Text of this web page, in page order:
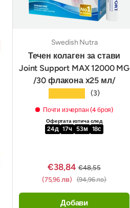
Swedish Nutra
Течен колаген за стави
Joint Support MAX 12000 MG
/30 флакона х25 мл/
(3)
Почти изчерпан (4 броя)
Офертата изтича след
24д 17ч 53м 17с
€38,84 €48,55
(75,96 лв) (94,96 лв)
Добави